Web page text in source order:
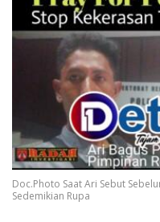
Doc.Photo Saat Ari Sebut
Sedemikian Rupa